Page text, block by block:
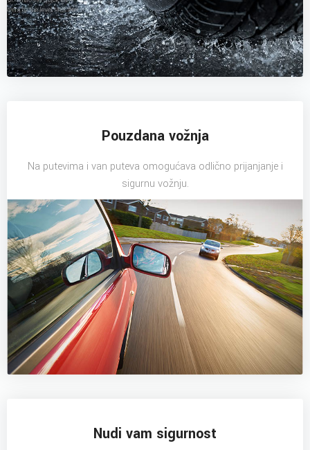
Pouzdana vožnja
Na putevima i van puteva omogućava odlično prijanjanje i
sigurnu vožnju.
Nudi vam sigurnost